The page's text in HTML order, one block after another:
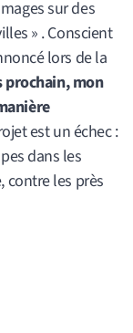
sur des
» . Conscient
lors de la
prochain, mon
est un échec :
dans les
contre les près